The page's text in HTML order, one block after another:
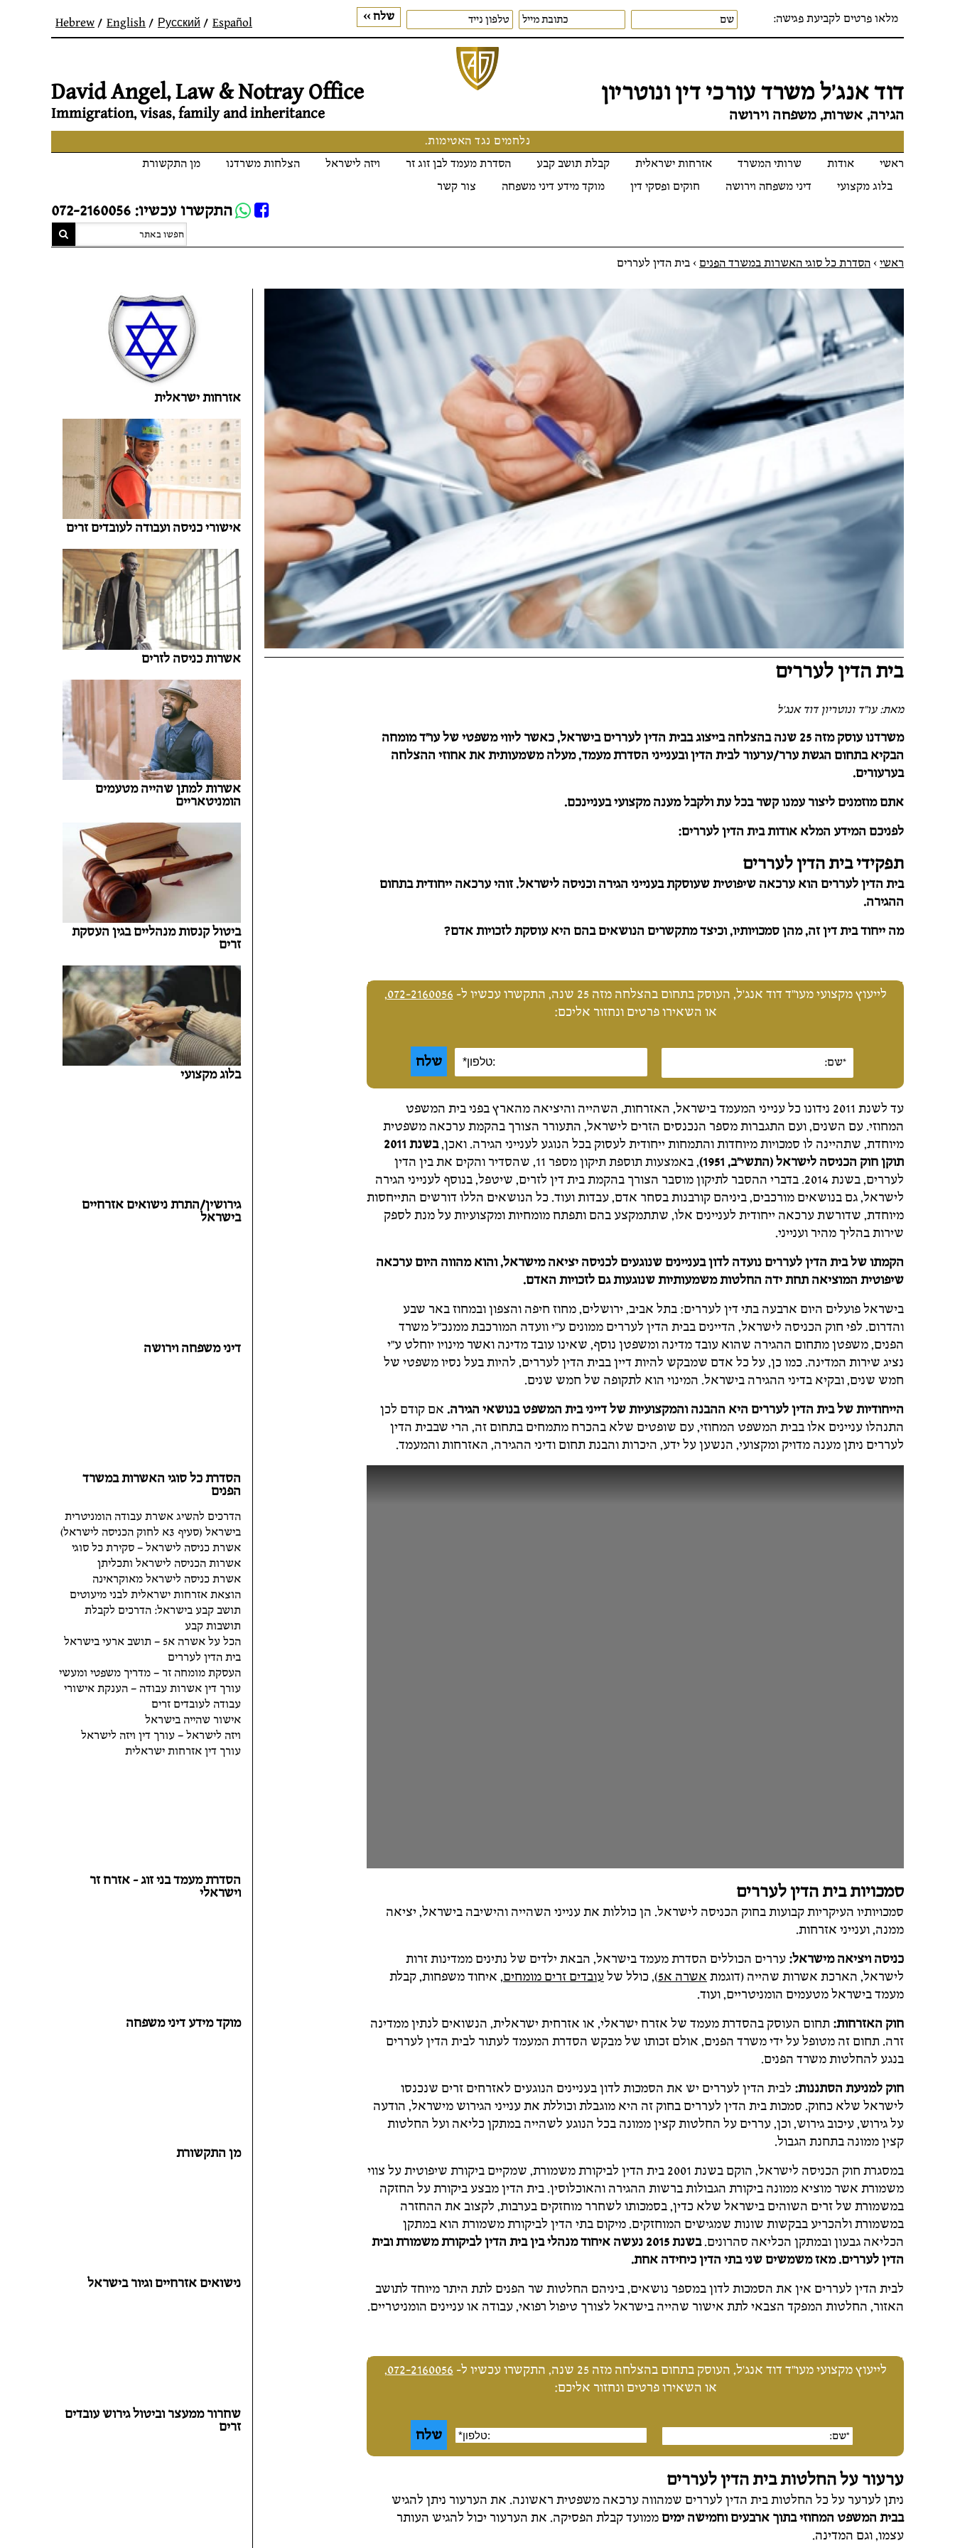
מלאו פרטים לקביעת פגישה: Hebrew English Русский Español
דוד אנג׳ל משרד עורכי דין ונוטריון
הגירה, אשרות, משפחה וירושה
David Angel, Law & Notray Office
Immigration, visas, family and inheritance
נלחמים נגד האטימות.
ראשי
אודות שרותי המשרד אזרחות ישראלית קבלת תושב קבע הסדרת מעמד לבן זוג זר ויזה לישראל הצלחות משרדנו
מן התקשורת
בלוג מקצועי
דיני משפחה וירושה חוקים ופסקי דין מוקד מידע דיני משפחה צור קשר
התקשרו עכשיו: 072-2160056
Whatsapp FB
ראשי > הסדרת כל סוגי האשרות במשרד הפנים > בית הדין לעררים
בית הדין לעררים
מאת: עו"ד ונוטריון דוד אנג'ל
משרדנו עוסק מזה 25 שנה בהצלחה בייצוג בבית הדין לעררים בישראל, כאשר ליווי משפטי של עו"ד מומחה
הבקיא בתחום הגשת ערר/ערעור לבית הדין ובענייני הסדרת מעמד, מעלה משמעותית את אחוזי ההצלחה
בערעורים.
אתם מוזמנים ליצור עמנו קשר בכל עת ולקבל מענה מקצועי בעניינכם.
לפניכם המידע המלא אודות בית הדין לעררים:
תפקידי בית הדין לעררים
בית הדין לעררים הוא ערכאה שיפוטית שעוסקת בענייני הגירה וכניסה לישראל. זוהי ערכאה ייחודית בתחום
ההגירה.
מה ייחוד בית דין זה, מהן סמכויותיו, וכיצד מתקשרים הנושאים בהם היא עוסקת לזכויות אדם?
לייעוץ מקצועי מעו"ד דוד אנג'ל, העוסק בתחום בהצלחה מזה 25 שנה, התקשרו עכשיו ל- 072-2160056
,
או השאירו פרטים ונחזור אליכם:
עד לשנת 2011 נידונו כל ענייני המעמד בישראל, האזרחות, השהייה והיציאה מהארץ בפני בית המשפט
המחוזי. עם השנים, ועם התגברות מספר הנכנסים הזרים לישראל, התעורר הצורך בהקמת ערכאה משפטית
מיוחדת, שתהיינה לו סמכויות מיוחדות והתמחות ייחודית לעסוק בכל הנוגע לענייני הגירה. ואכן,
בשנת 2011
תוקן חוק הכניסה לישראל (התשי"ב, 1951)
, באמצעות תוספת תיקון מספר 11, שהסדיר והקים את בין הדין
לעררים, בשנת 2014. בדברי ההסבר לתיקון מוסבר הצורך בהקמת בית דין לזרים, שיטפל, בנוסף לענייני הגירה
לישראל, גם בנושאים מורכבים, ביניהם קורבנות בסחר אדם, עבדות ועוד. כל הנושאים הללו דורשים התייחסות
מיוחדת, שדורשת ערכאה ייחודית לעניינים אלו, שתתמקצע בהם ותפתח מומחיות ומקצועיות על מנת לספק
שירות בהליך מהיר וענייני.
הקמתו של בית הדין לעררים נועדה לדון בעניינים שנוגעים לכניסה יציאה מישראל, והוא מהווה היום ערכאה
שיפוטית המוציאה תחת ידה החלטות משמעותיות שנוגעות גם לזכויות האדם.
בישראל פועלים היום ארבעה בתי דין לעררים: בתל אביב, ירושלים, מחוז חיפה והצפון ובמחוז באר שבע
והדרום. לפי חוק הכניסה לישראל, הדיינים בבית הדין לעררים ממונים ע"י וועדה המורכבת ממנכ"ל משרד
הפנים, משפטן מתחום ההגירה שהוא עובד מדינה ומשפטן נוסף, שאינו עובד מדינה ואשר מינויו יוחלט ע"י
נציג שירות המדינה. כמו כן, על כל אדם שמבקש להיות דיין בבית הדין לעררים, להיות בעל נסיו משפטי של
חמש שנים, ובקיא בדיני ההגירה בישראל. המינוי הוא לתקופה של חמש שנים.
הייחודיות של בית הדין לעררים היא ההבנה והמקצועיות של דייני בית המשפט בנושאי הגירה. אם קודם לכן
התנהלו עניינים אלו בבית המשפט המחוזי, עם שופטים שלא בהכרח מתמחים בתחום זה, הרי שבבית הדין
לעררים ניתן מענה מדויק ומקצועי, הנשען על ידע, היכרות והבנת תחום ודיני ההגירה, האזרחות והמעמד.
סמכויות בית הדין לעררים
סמכויותיו העיקריות קבועות בחוק הכניסה לישראל. הן כוללות את ענייני השהייה והישיבה בישראל, יציאה
ממנה, וענייני אזרחות.
כניסה ויציאה מישראל: עררים הכוללים הסדרת מעמד בישראל, הבאת ילדים של נתינים ממדינות זרות
לישראל, הארכת אשרות שהייה (דוגמת אשרה א5 ), כולל שלעובדים זרים מומחים, איחוד משפחות, קבלת
מעמד בישראל מטעמים הומניטריים, ועוד.
חוק האזרחות: תחום העוסק בהסדרת מעמד של אזרח ישראלי, או אזרחית ישראלית, הנשואים לנתין ממדינה
זרה. תחום זה מטופל על ידי משרד הפנים, אולם זכותו של מבקש הסדרת המעמד לעתור לבית הדין לעררים
בנגע להחלטות משרד הפנים.
חוק למניעת הסתננות: לבית הדין לעררים יש את הסמכות לדון בעניינים הנוגעים לאזרחים זרים שנכנסו
לישראל שלא כחוק. סמכות בית הדין לעררים בחוק זה היא מוגבלת וכוללת את ענייני הגירוש מישראל, הודעה
על גירוש, עיכוב גירוש, וכן, עררים על החלטות קצין ממונה בכל הנוגע לשהייה במתקן כליאה ועל החלטות
קצין ממונה בתחנת הגבול.
במסגרת חוק הכניסה לישראל, הוקם בשנת 2001 בית הדין לביקורת משמורת, שמקיים ביקורת שיפוטית על צווי
משמורת אשר מוציא ממונה ביקורת הגבולות ברשות ההגירה והאוכלוסין. בית הדין מבצע ביקורת על החזקה
במשמורת של זרים השוהים בישראל שלא כדין, בסמכותו לשחרר מוחזקים בערבות, לקצוב את ההחזרה
במשמורת ולהכריע בבקשות שונות שמגישים המוחזקים. מיקום בתי הדין לביקורת משמורת הוא במתקן
הכליאה גבעון ובמתקן הכליאה סהרונים.
בשנת 2015 נעשה איחוד מנהלי בין בית הדין לביקורת משמורת ובית
הדין לעררים. מאז משמשים שני בתי הדין כיחידה אחת.
לבית הדין לעררים אין את הסמכות לדון במספר נושאים, ביניהם החלטות שר הפנים לתת היתר מיוחד לתושב
האזור, החלטות המפקד הצבאי לתת אישור שהייה בישראל לצורך טיפול רפואי, עבודה או עניינים הומניטריים.
לייעוץ מקצועי מעו"ד דוד אנג'ל, העוסק בתחום בהצלחה מזה 25 שנה, התקשרו עכשיו ל- 072-2160056
,
או השאירו פרטים ונחזור אליכם:
ערעור על החלטות בית הדין לעררים
ניתן לערער על כל החלטות בית הדין לעררים שמהווה ערכאה משפטית ראשונה. את הערעור ניתן להגיש
בבית המשפט המחוזי בתוך ארבעים וחמישה ימים ממועד קבלת הפסיקה. את הערעור יכול להגיש העותר
עצמו, וגם המדינה.
אזרחות ישראלית
אישורי כניסה ועבודה לעובדים זרים
אשרות כניסה לזרים
אשרות למתן שהייה מטעמים
הומניטאריים
ביטול קנסות מנהליים בגין העסקת
זרים
בלוג מקצועי
גירושין/התרת נישואים אזרחיים
בישראל
דיני משפחה וירושה
הסדרת כל סוגי האשרות במשרד
הפנים
הדרכים להשיג אשרת עבודה הומניטרית
בישראל (סעיף 3א לחוק הכניסה לישראל)
אשרת כניסה לישראל – סקירת כל סוגי
אשרות הכניסה לישראל ותכליתן
אשרת כניסה לישראל מאוקראינה
הוצאת אזרחות ישראלית לבני מיעוטים
תושב קבע בישראל: הדרכים לקבלת
תושבות קבע
הכל על אשרה א5 – תושב ארעי בישראל
בית הדין לעררים
העסקת מומחה זר – מדריך משפטי ומעשי
עורך דין אשרות עבודה – הענקת אישורי
עבודה לעובדים זרים
אישור שהייה בישראל
ויזה לישראל – עורך דין ויזה לישראל
עורך דין אזרחות ישראלית
הסדרת מעמד בני זוג - אזרח זר
וישראלי
מוקד מידע דיני משפחה
מן התקשורת
נישואים אזרחיים וגיור בישראל
שחרור ממעצר וביטול גירוש עובדים
זרים